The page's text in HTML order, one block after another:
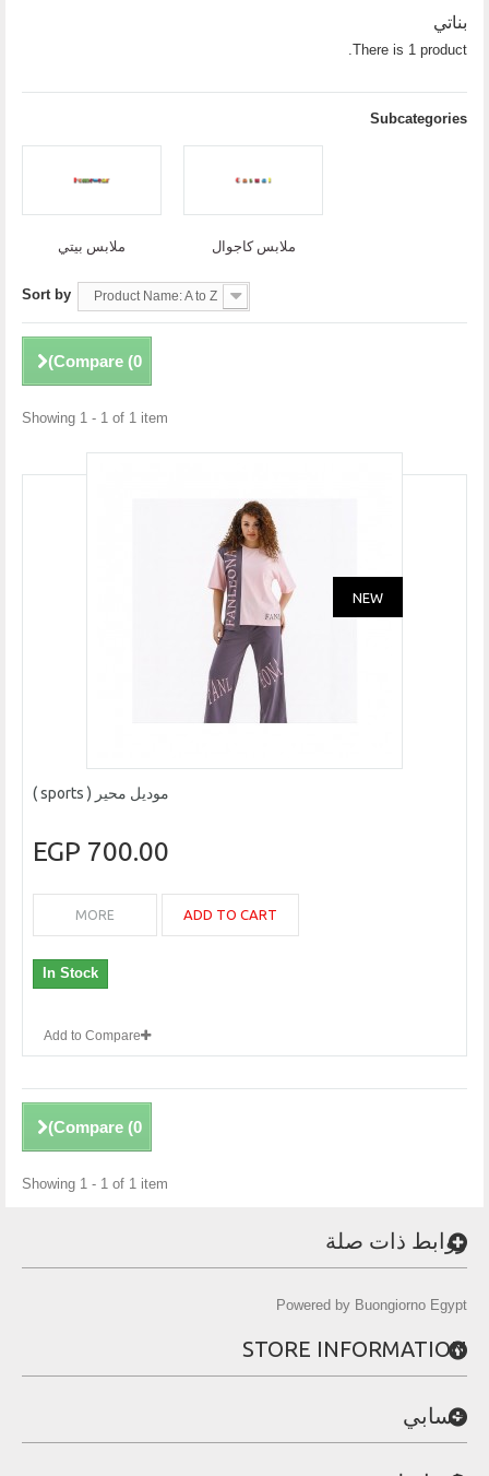
بناتي
There is 1 product.
Subcategories
ملابس بيتي ملابس كاجوال
Sort by Product Name: A to Z
Compare (0
)
Showing 1 - 1 of 1 item
NEW
موديل محير ( sports )
700.00 EGP
ADD TO CART
MORE
In Stock
Add to Compare
Compare (0
)
Showing 1 - 1 of 1 item
روابط ذات صلة
Powered by Buongiorno Egypt
STORE INFORMATION
حسابي